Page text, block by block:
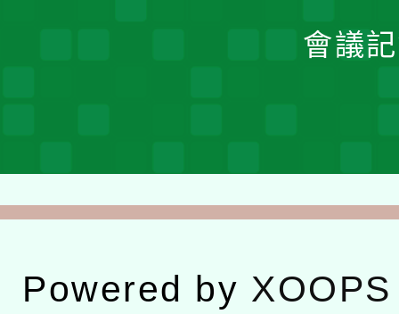
會議
Powered by XOOPS